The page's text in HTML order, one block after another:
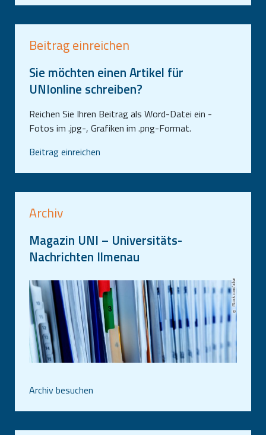
Beitrag einreichen
Sie möchten einen Artikel für
UNIonline schreiben?
Reichen Sie Ihren Beitrag als Word-Datei ein -
Fotos im .jpg-, Grafiken im .png-Format.
Beitrag einreichen
Archiv
Magazin UNI – Universitäts-
Nachrichten Ilmenau
iStock.com/uchar
Archiv besuchen